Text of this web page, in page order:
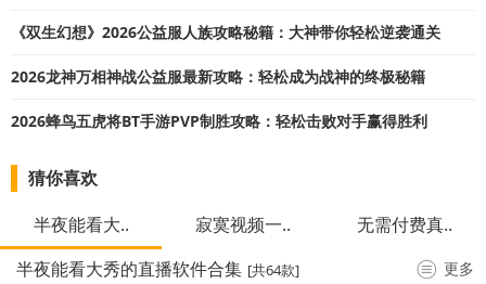
《双生幻想》2026公益服人族攻略秘籍：大神带你轻松逆袭通关
2026龙神万相神战公益服最新攻略：轻松成为战神的终极秘籍
2026蜂鸟五虎将BT手游PVP制胜攻略：轻松击败对手赢得胜利
猜你喜欢
半夜能看大..
寂寞视频一..
无需付费真..
半夜能看大秀的直播软件合集 [共64款]
更多